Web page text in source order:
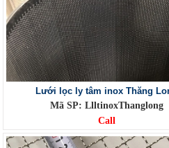
Lưới lọc ly tâm inox Thăng
Mã SP: LlltinoxThanglong
Call